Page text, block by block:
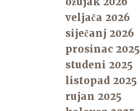
veljača 2026
siječanj 2026
prosinac 2025
studeni 2025
listopad 2025
rujan 2025